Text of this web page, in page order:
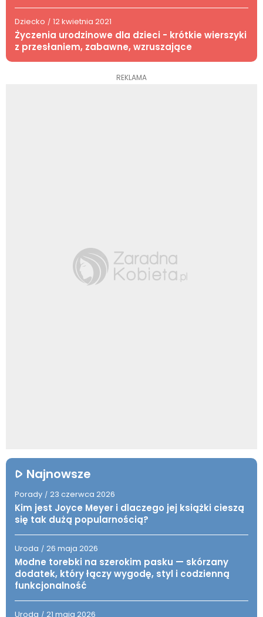
Dziecko / 12 kwietnia 2021
Życzenia urodzinowe dla dzieci - krótkie wierszyki
z przesłaniem, zabawne, wzruszające
REKLAMA
Najnowsze
Porady / 23 czerwca 2026
Kim jest Joyce Meyer i dlaczego jej książki cieszą
się tak dużą popularnością?
Uroda / 26 maja 2026
Modne torebki na szerokim pasku — skórzany
dodatek, który łączy wygodę, styl i codzienną
funkcjonalność
Uroda / 21 maja 2026